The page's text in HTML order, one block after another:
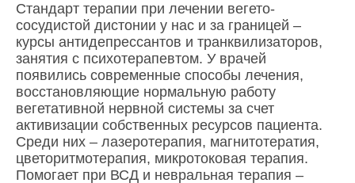
Стандарт терапии при лечении вегето-
сосудистой дистонии у нас и за границей –
курсы антидепрессантов и транквилизаторов,
занятия с психотерапевтом. У врачей
появились современные способы лечения,
восстановляющие нормальную работу
вегетативной нервной системы за счет
активизации собственных ресурсов пациента.
Среди них – лазеротерапия, магнитотератия,
цветоритмотерапия, микротоковая терапия.
Помогает при ВСД и невральная терапия –